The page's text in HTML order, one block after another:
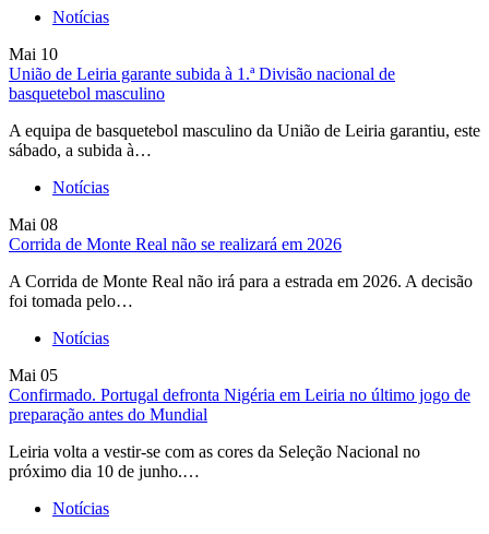
Notícias
Mai 10
União de Leiria garante subida à 1.ª Divisão nacional de
basquetebol masculino
A equipa de basquetebol masculino da União de Leiria garantiu, este
sábado, a subida à…
Notícias
Mai 08
Corrida de Monte Real não se realizará em 2026
A Corrida de Monte Real não irá para a estrada em 2026. A decisão
foi tomada pelo…
Notícias
Mai 05
Confirmado. Portugal defronta Nigéria em Leiria no último jogo de
preparação antes do Mundial
Leiria volta a vestir-se com as cores da Seleção Nacional no
próximo dia 10 de junho.…
Notícias